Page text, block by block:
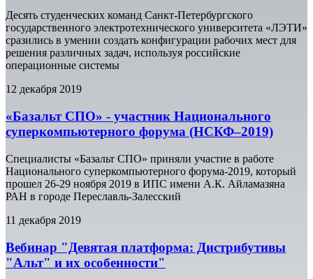
Десять студенческих команд Санкт-Петербургского
государственного электротехнического университета «ЛЭТИ»
сразились в умении создать конфигурации рабочих мест для
решения различных задач, используя российские
операционные системы
12 декабря 2019
«Базальт СПО» - участник Национального
суперкомпьютерного форума (НСКФ–2019)
Специалисты «Базальт СПО» приняли участие в работе
Национального суперкомпьютерного форума-2019, который
прошел 26-29 ноября 2019 в ИПС имени А.К. Айламазяна
РАН в городе Переславль-Залесский
11 декабря 2019
Вебинар "Девятая платформа: Дистрибутивы
"Альт" и их особенности"